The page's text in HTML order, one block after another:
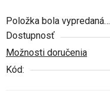
Položka bola vypredaná…
Dostupnosť
Možnosti doručenia
Kód: